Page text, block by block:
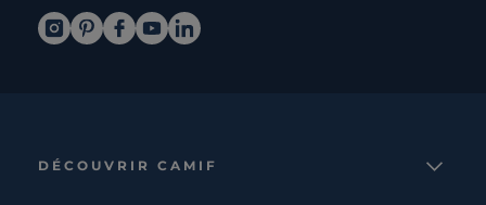
DÉCOUVRIR CAMIF